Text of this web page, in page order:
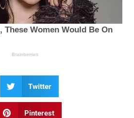
Twitter
Pinterest